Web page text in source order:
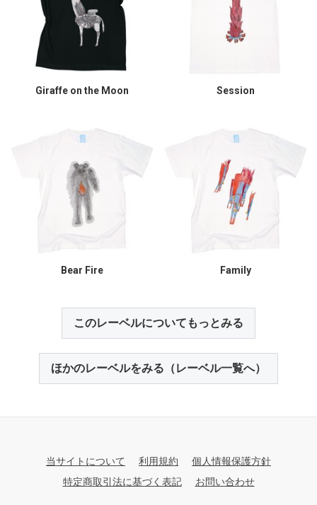
Giraffe on the Moon Session
Bear Fire Family
このレーベルについてもっとみる
ほかのレーベルをみる（レーベル一覧へ）
当サイトについて 利用規約
個人情報保護方針
特定商取引法に基づく表記
お問い合わせ